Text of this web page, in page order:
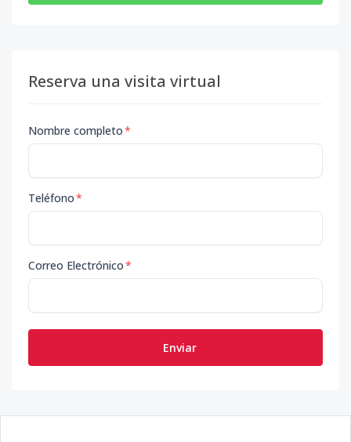
Reserva una visita virtual
Nombre completo*
Teléfono*
Correo Electrónico*
Enviar